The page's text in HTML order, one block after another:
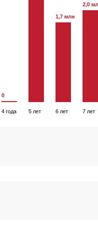
0
4 года 5 лет
1,7 млн
6 лет
2,0
7 лет